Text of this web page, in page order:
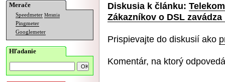
Merače
Speedmeter Merania
Pingmeter
Googlemeter
Hľadanie
Diskusia k článku:
Zákazníkov o DSL
Prispievajte do diskusií ako
Komentár, na ktorý